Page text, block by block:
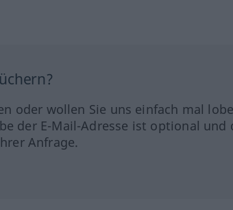
oder wollen Sie uns einfach mal
der E-Mail-Adresse ist optional und
Anfrage.